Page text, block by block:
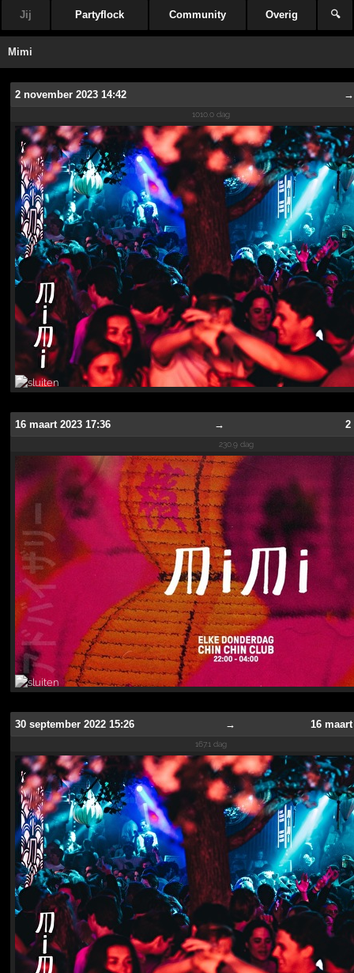
Jij Partyflock Community Overig 🔍
Mimi
2 november 2023 14:42 →
1010.0 dag
16 maart 2023 17:36 → 2
230.9 dag
30 september 2022 15:26 → 16 maart
167.1 dag